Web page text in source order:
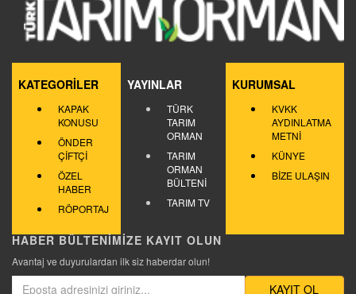
KATEGORİLER
KAPAK
KONUSU
ÖNDER
ÇİFTÇİ
ÖZEL
HABER
RÖPORTAJ
YAYINLAR
TÜRK
TARIM
ORMAN
TARIM
ORMAN
BÜLTENİ
TARIM TV
KURUMSAL
KVKK
AYDINLATMA
METNİ
KÜNYE
BİZE ULAŞIN
HABER BÜLTENİMİZE KAYIT OLUN
Avantaj ve duyurulardan ilk siz haberdar olun!
KAYIT OL